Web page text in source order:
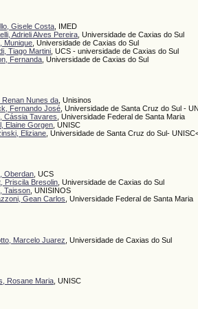
Gisele Costa , IMED
Adrieli Alves Pereira , Universidade de Caxias do Sul
Munique , Universidade de Caxias do Sul
Tiago Martini , UCS - universidade de Caxias do Sul
Fernanda , Universidade de Caxias do Sul
Renan Nunes da , Unisinos
Fernando José , Universidade de Santa Cruz do Sul -
Cássia Tavares , Universidade Federal de Santa Maria
Elaine Gorgen , UNISC
Eliziane , Universidade de Santa Cruz do Sul-
Oberdan, UCS
Priscila Bresolin, Universidade de Caxias do Sul
Taisson, UNISINOS
Gean Carlos, Universidade Federal de Santa Maria
Marcelo Juarez , Universidade de Caxias do Sul
Rosane Maria , UNISC